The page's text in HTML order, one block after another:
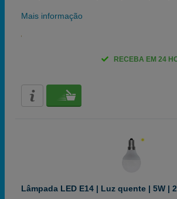
Mais informação
RECEBA EM 24
Lâmpada LED E14 | Luz quente | 5W |